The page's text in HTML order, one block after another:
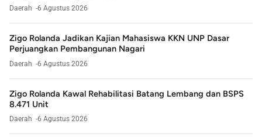
Daerah 6 Agustus 2026
Zigo Rolanda Jadikan Kajian Mahasiswa KKN UNP Dasar
Perjuangkan Pembangunan Nagari
Daerah 6 Agustus 2026
Zigo Rolanda Kawal Rehabilitasi Batang Lembang dan BSPS
8.471 Unit
Daerah 6 Agustus 2026